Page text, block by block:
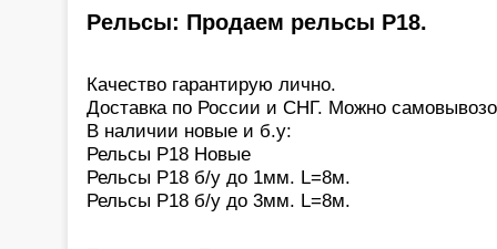
Рельсы: Продаем рельсы Р18.
Качество гарантирую лично.
Доставка по России и СНГ. Можно
В наличии новые и б.у:
Рельсы Р18 Новые
Рельсы Р18 б/у до 1мм. L=8м.
Рельсы Р18 б/у до 3мм. L=8м.